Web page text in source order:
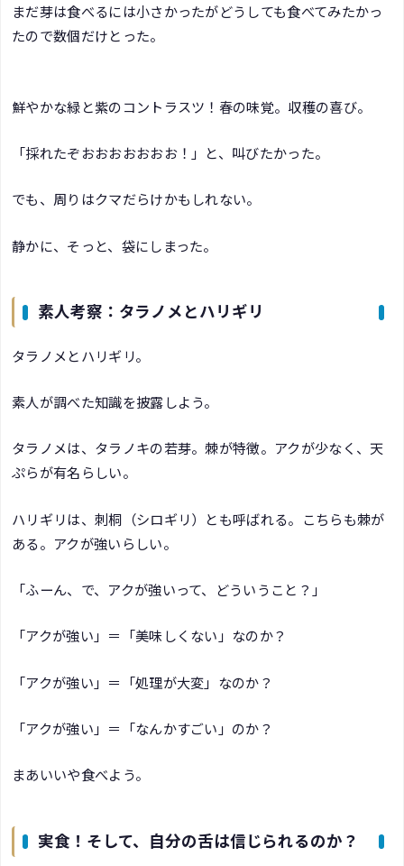
まだ芽は食べるには小さかったがどうしても食べてみたかっ
たので数個だけとった。
鮮やかな緑と紫のコントラスツ！春の味覚。収穫の喜び。
「採れたぞおおおおおおお！」と、叫びたかった。
でも、周りはクマだらけかもしれない。
静かに、そっと、袋にしまった。
素人考察：タラノメとハリギリ
タラノメとハリギリ。
素人が調べた知識を披露しよう。
タラノメは、タラノキの若芽。棘が特徴。アクが少なく、天
ぷらが有名らしい。
ハリギリは、刺桐（シロギリ）とも呼ばれる。こちらも棘が
ある。アクが強いらしい。
「ふーん、で、アクが強いって、どういうこと？」
「アクが強い」＝「美味しくない」なのか？
「アクが強い」＝「処理が大変」なのか？
「アクが強い」＝「なんかすごい」のか？
まあいいや食べよう。
実食！そして、自分の舌は信じられるのか？